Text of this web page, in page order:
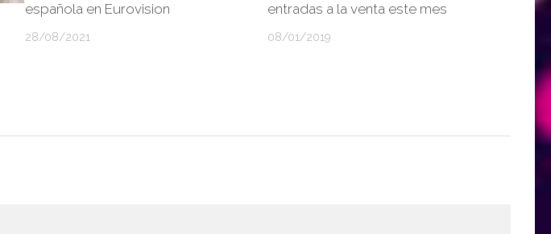
española en Eurovision
28/08/2021
entradas a la venta este mes
08/01/2019